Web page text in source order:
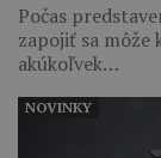
Počas
zapojiť sa môže
akúkoľvek…
NOVINKY